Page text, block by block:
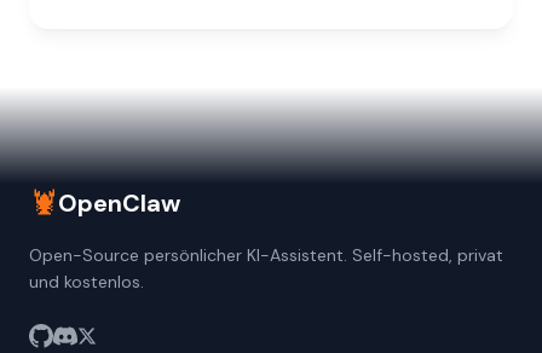
🦞OpenClaw
Open-Source persönlicher KI-Assistent. Self-hosted, privat
und kostenlos.